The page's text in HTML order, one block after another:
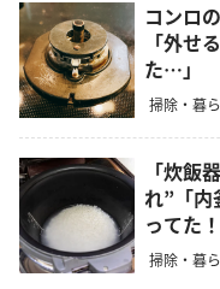
コンロ
「外せ
た…」
掃除・暮
「炊飯
れ”「
ってた！
掃除・暮